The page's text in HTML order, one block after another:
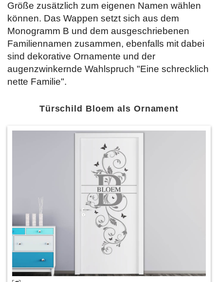
Größe zusätzlich zum eigenen Namen wählen
können. Das Wappen setzt sich aus dem
Monogramm B und dem ausgeschriebenen
Familiennamen zusammen, ebenfalls mit dabei
sind dekorative Ornamente und der
augenzwinkernde Wahlspruch "Eine schrecklich
nette Familie".
Türschild Bloem als Ornament